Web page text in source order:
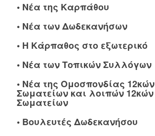
• Νέα της Καρπάθου
• Νέα των Δωδεκανήσων
• Η Κάρπαθος στο εξωτερικό
• Νέα των Τοπικών Συλλόγων
• Νέα της Ομοσπονδίας 12κών
Σωματείων και λοιπών 12κών
Σωματείων
• Βουλευτές Δωδεκανήσου